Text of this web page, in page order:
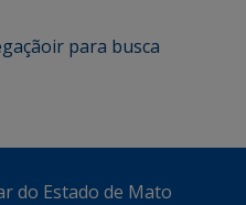
ir para busca
do Estado de Mato